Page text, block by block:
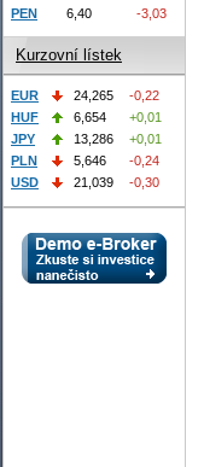
PEN
6,40 -3,03
Kurzovní lístek
EUR 24,265
-0,22
HUF
6,654
+0,01
JPY
13,286
+0,01
PLN
5,646
-0,24
USD
21,039 -0,30